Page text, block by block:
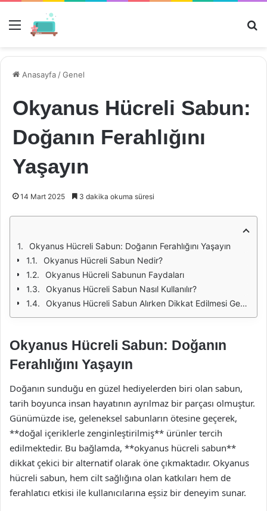
Menü
Anasayfa /Genel
Okyanus Hücreli Sabun:
Doğanın Ferahlığını
Yaşayın
14 Mart 2025 3 dakika okuma süresi
Okyanus Hücreli Sabun: Doğanın Ferahlığını Yaşayın
Okyanus Hücreli Sabun Nedir?
Okyanus Hücreli Sabunun Faydaları
Okyanus Hücreli Sabun Nasıl Kullanılır?
Okyanus Hücreli Sabun Alırken Dikkat Edilmesi Gerekenler
Okyanus Hücreli Sabun: Doğanın
Ferahlığını Yaşayın
Doğanın sunduğu en güzel hediyelerden biri olan sabun,
tarih boyunca insan hayatının ayrılmaz bir parçası olmuştur.
Günümüzde ise, geleneksel sabunların ötesine geçerek,
**doğal içeriklerle zenginleştirilmiş** ürünler tercih
edilmektedir. Bu bağlamda, **okyanus hücreli sabun**
dikkat çekici bir alternatif olarak öne çıkmaktadır. Okyanus
hücreli sabun, hem cilt sağlığına olan katkıları hem de
ferahlatıcı etkisi ile kullanıcılarına eşsiz bir deneyim sunar.